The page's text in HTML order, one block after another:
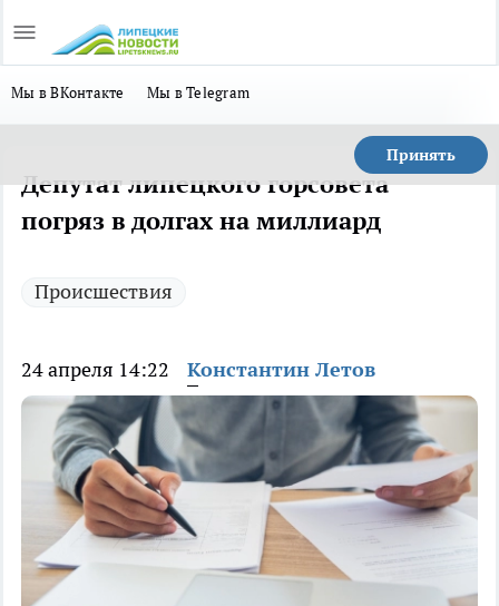
Мы в ВКонтакте Мы в Telegram
Принять
Депутат липецкого горсовета
погряз в долгах на миллиард
Происшествия
24 апреля 14:22 Константин Летов